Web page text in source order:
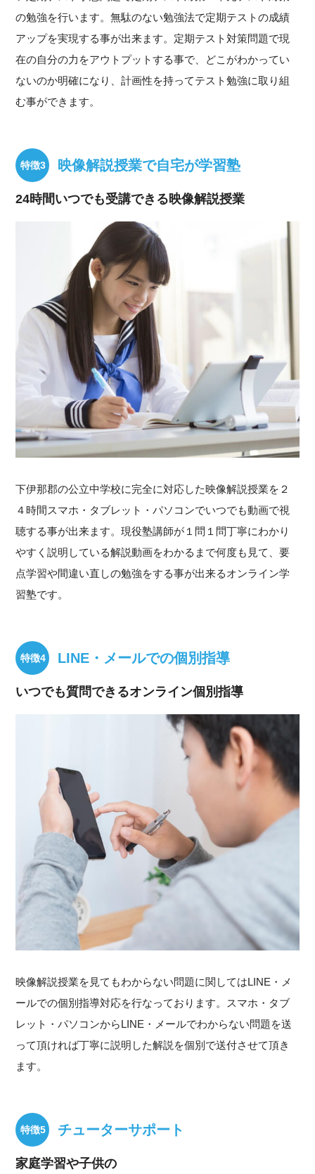
の勉強を行います。無駄のない勉強法で定期テストの成績
アップを実現する事が出来ます。定期テスト対策問題で現
在の自分の力をアウトプットする事で、どこがわかってい
ないのか明確になり、計画性を持ってテスト勉強に取り組
む事ができます。
映像解説授業で自宅が学習塾
24時間いつでも受講できる映像解説授業
下伊那郡の公立中学校に完全に対応した映像解説授業を２
４時間スマホ・タブレット・パソコンでいつでも動画で視
聴する事が出来ます。現役塾講師が１問１問丁寧にわかり
やすく説明している解説動画をわかるまで何度も見て、要
点学習や間違い直しの勉強をする事が出来るオンライン学
習塾です。
LINE・メールでの個別指導
いつでも質問できるオンライン個別指導
映像解説授業を見てもわからない問題に関してはLINE・メ
ールでの個別指導対応を行なっております。スマホ・タブ
レット・パソコンからLINE・メールでわからない問題を送
って頂ければ丁寧に説明した解説を個別で送付させて頂き
ます。
チューターサポート
家庭学習や子供の